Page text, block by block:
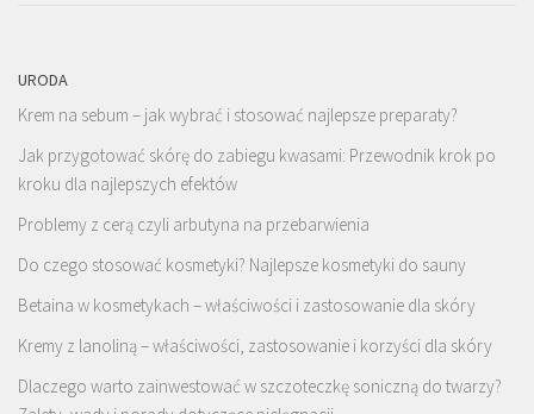
URODA
Krem na sebum – jak wybrać i stosować najlepsze preparaty?
Jak przygotować skórę do zabiegu kwasami: Przewodnik krok po
kroku dla najlepszych efektów
Problemy z cerą czyli arbutyna na przebarwienia
Do czego stosować kosmetyki? Najlepsze kosmetyki do sauny
Betaina w kosmetykach – właściwości i zastosowanie dla skóry
Kremy z lanoliną – właściwości, zastosowanie i korzyści dla skóry
Dlaczego warto zainwestować w szczoteczkę soniczną do twarzy?